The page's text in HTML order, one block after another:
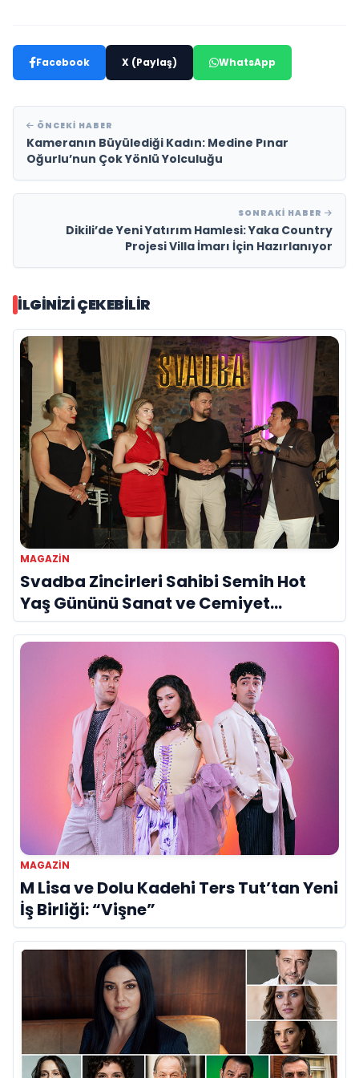
Facebook X (Paylaş) WhatsApp
ÖNCEKI HABER
Kameranın Büyülediği Kadın: Medine Pınar
Oğurlu’nun Çok Yönlü Yolculuğu
SONRAKI HABER
Dikili’de Yeni Yatırım Hamlesi: Yaka Country
Projesi Villa İmarı İçin Hazırlanıyor
İLGINIZI ÇEKEBILIR
MAGAZIN
Svadba Zincirleri Sahibi Semih Hot
Yaş Gününü Sanat ve Cemiyet
Dünyasının Ünlü İsimleriyle Kutladı!
MAGAZIN
M Lisa ve Dolu Kadehi Ters Tut’tan Yeni
İş Birliği: “Vişne”